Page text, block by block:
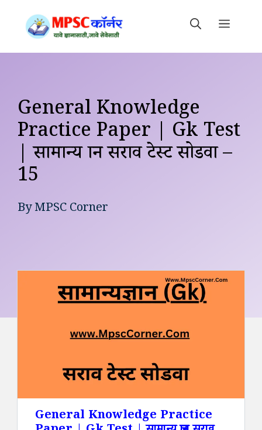
content
General Knowledge
Practice Paper | Gk Test
| सामान्य ज्ञान सराव टेस्ट सोडवा –
15
ByMPSC Corner
General Knowledge Practice